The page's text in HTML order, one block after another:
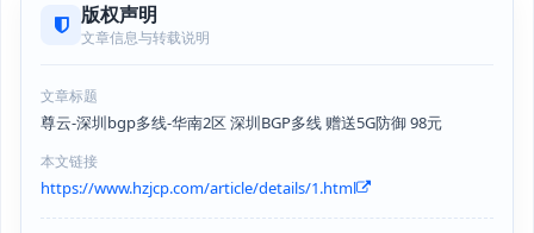
版权声明
文章信息与转载说明
文章标题
尊云-深圳bgp多线-华南2区 深圳BGP多线 赠送5G防御 98元
本文链接
https://www.hzjcp.com/article/details/1.html